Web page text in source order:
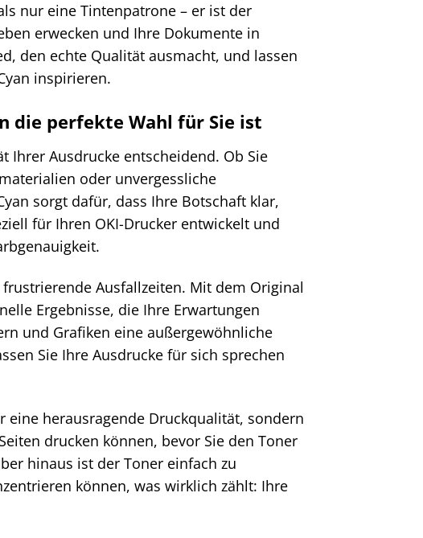
nur eine Tintenpatrone – er ist der
erwecken und Ihre Dokumente in
den echte Qualität ausmacht, und lassen
inspirieren.
die perfekte Wahl für Sie ist
Ihrer Ausdrucke entscheidend. Ob Sie
oder unvergessliche
sorgt dafür, dass Ihre Botschaft klar,
für Ihren OKI-Drucker entwickelt und
Ausfallzeiten. Mit dem Original
Ergebnisse, die Ihre Erwartungen
und Grafiken eine außergewöhnliche
Sie Ihre Ausdrucke für sich sprechen
eine herausragende Druckqualität, sondern
drucken können, bevor Sie den Toner
hinaus ist der Toner einfach zu
können, was wirklich zählt: Ihre